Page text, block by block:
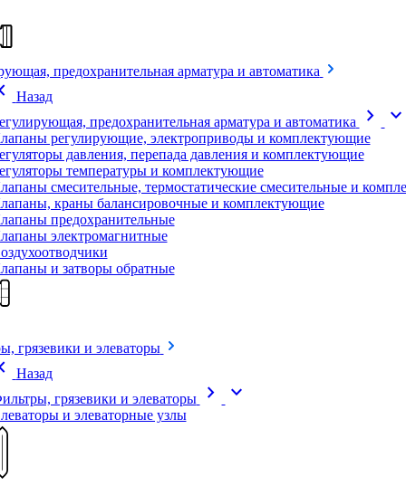
предохранительная арматура и автоматика
Назад
предохранительная арматура и автоматика
chevron_right expand_more
регулирующие, электроприводы и комплектующие
давления, перепада давления и комплектующие
температуры и комплектующие
смесительные, термостатические смесительные и
краны балансировочные и комплектующие
предохранительные
электромагнитные
и затворы обратные
грязевики и элеваторы
Назад
грязевики и элеваторы
chevron_right expand_more
и элеваторные узлы